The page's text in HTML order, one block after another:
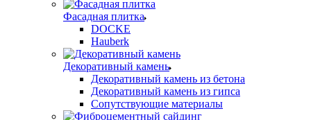
Фасадная плитка
DOCKE
Hauberk
Декоративный камень
Декоративный камень из бетона
Декоративный камень из гипса
Сопутствующие материалы